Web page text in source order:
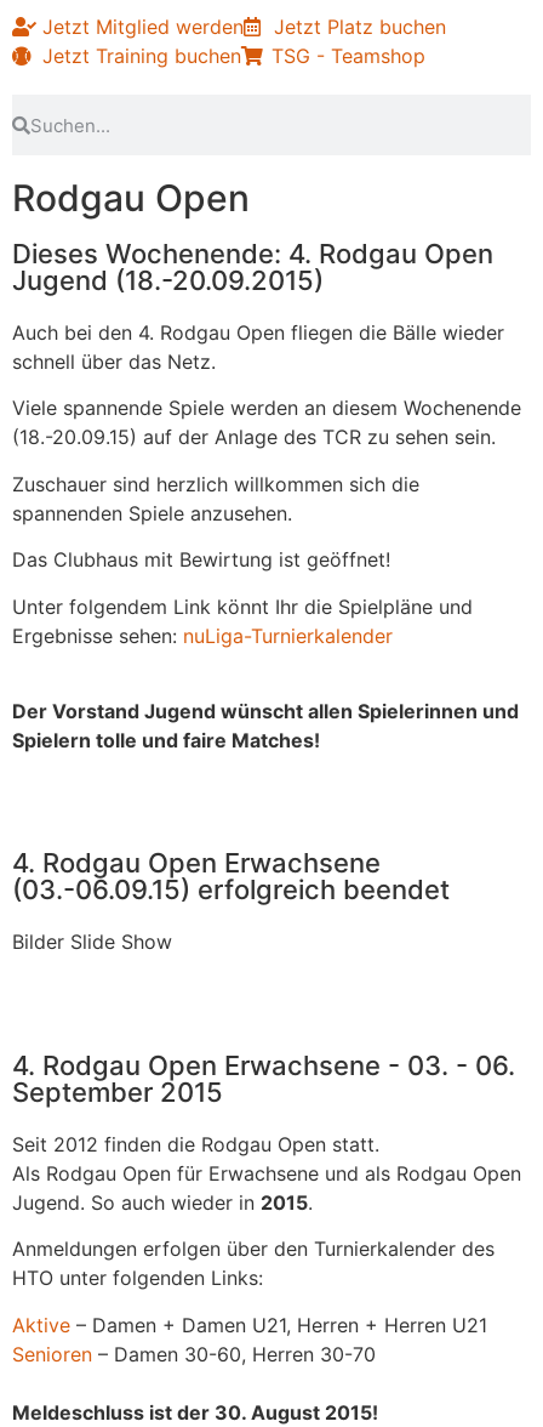
Jetzt Mitglied werden
Jetzt Platz buchen
Jetzt Training buchen
TSG - Teamshop
Rodgau Open
Dieses Wochenende: 4. Rodgau Open
Jugend (18.-20.09.2015)
Auch bei den 4. Rodgau Open fliegen die Bälle wieder
schnell über das Netz.
Viele spannende Spiele werden an diesem Wochenende
(18.-20.09.15) auf der Anlage des TCR zu sehen sein.
Zuschauer sind herzlich willkommen sich die
spannenden Spiele anzusehen.
Das Clubhaus mit Bewirtung ist geöffnet!
Unter folgendem Link könnt Ihr die Spielpläne und
Ergebnisse sehen: nuLiga-Turnierkalender
Der Vorstand Jugend wünscht allen Spielerinnen und
Spielern tolle und faire Matches!
4. Rodgau Open Erwachsene
(03.-06.09.15) erfolgreich beendet
Bilder Slide Show
4. Rodgau Open Erwachsene - 03. - 06.
September 2015
Seit 2012 finden die Rodgau Open statt.
Als Rodgau Open für Erwachsene und als Rodgau Open
Jugend. So auch wieder in 2015.
Anmeldungen erfolgen über den Turnierkalender des
HTO unter folgenden Links:
Aktive – Damen + Damen U21, Herren + Herren U21
Senioren – Damen 30-60, Herren 30-70
Meldeschluss ist der 30. August 2015!